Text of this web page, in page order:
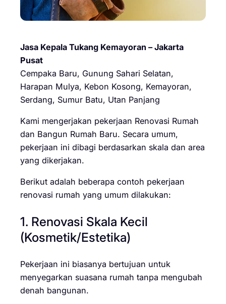
Jasa Kepala Tukang Kemayoran – Jakarta
Pusat
Cempaka Baru, Gunung Sahari Selatan,
Harapan Mulya, Kebon Kosong, Kemayoran,
Serdang, Sumur Batu, Utan Panjang
Kami mengerjakan pekerjaan Renovasi Rumah
dan Bangun Rumah Baru. Secara umum,
pekerjaan ini dibagi berdasarkan skala dan area
yang dikerjakan.
Berikut adalah beberapa contoh pekerjaan
renovasi rumah yang umum dilakukan:
1. Renovasi Skala Kecil
(Kosmetik/Estetika)
Pekerjaan ini biasanya bertujuan untuk
menyegarkan suasana rumah tanpa mengubah
denah bangunan.